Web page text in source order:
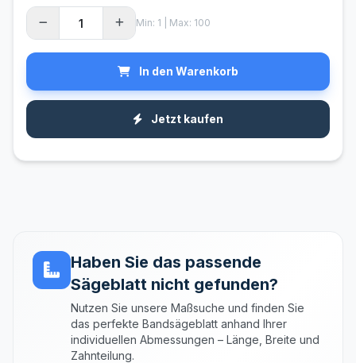
Min: 1 | Max: 100
In den Warenkorb
Jetzt kaufen
Haben Sie das passende
Sägeblatt nicht gefunden?
Nutzen Sie unsere Maßsuche und finden Sie
das perfekte Bandsägeblatt anhand Ihrer
individuellen Abmessungen – Länge, Breite und
Zahnteilung.